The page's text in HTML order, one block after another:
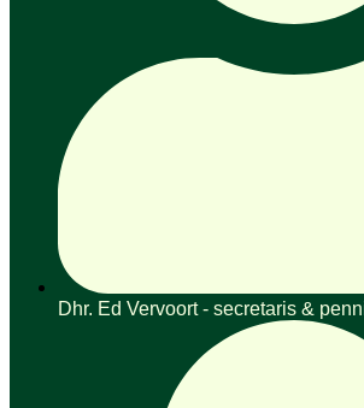
Dhr. Ed Vervoort - secretaris &